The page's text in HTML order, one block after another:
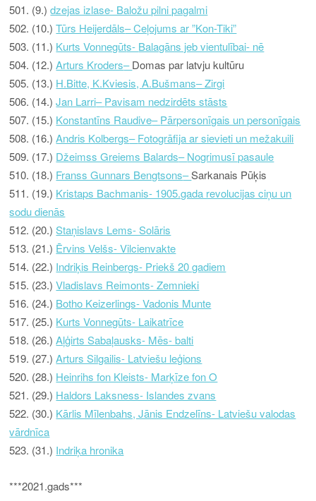
501. (9.)dzejas izlase- Baložu pilni pagalmi
502. (10.)Tūrs Heijerdāls– Ceļojums ar ”Kon-Tiki”
503. (11.) Kurts Vonnegūts- Balagāns jeb vientulībai- nē
504. (12.)Arturs Kroders–Domas par latvju kultūru
505. (13.) H.Bitte, K.Kviesis, A.Bušmans– Zirgi
506. (14.)Jan Larri–Pavisam nedzirdēts stāsts
507. (15.) Konstantīns Raudive–Pārpersonīgais un personīgais
508. (16.)Andris Kolbergs–Fotogrāfija ar sievieti un mežakuili
509. (17.) Džeimss Greiems Balards–Nogrimusī pasaule
510. (18.) Franss Gunnars Bengtsons–Sarkanais Pūķis
511. (19.) Kristaps Bachmanis- 1905.gada revolucijas ciņu un
sodu dienās
512. (20.)Staņislavs Lems- Solāris
513. (21.) Ērvins Velšs- Vilcienvakte
514. (22.) Indriķis Reinbergs- Priekš 20 gadiem
515. (23.)Vladislavs Reimonts- Zemnieki
516. (24.) Botho Keizerlings- Vadonis Munte
517. (25.) Kurts Vonnegūts- Laikatrīce
518. (26.)Aļģirts Sabaļausks- Mēs- balti
519. (27.)Arturs Silgailis- Latviešu leģions
520. (28.) Heinrihs fon Kleists- Marķīze fon O
521. (29.) Haldors Laksness- Islandes zvans
522. (30.) Kārlis Mīlenbahs, Jānis Endzelīns- Latviešu valodas
vārdnīca
523. (31.) Indriķa hronika
***2021.gads***